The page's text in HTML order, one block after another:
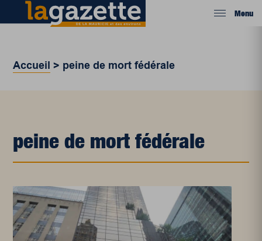
Menu
Accueil > peine de mort fédérale
peine de mort fédérale